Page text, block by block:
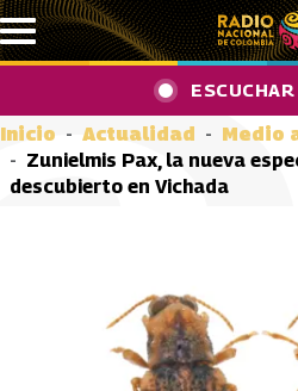
Pasar al contenido principal
Inicio Actualidad
Medio
Zunielmis Pax, la nueva
descubierto en Vichada